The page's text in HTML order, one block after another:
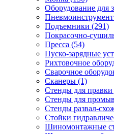
Оборудование для
Пневмоинструмент
Подъемники (291)
Покрасочно-
Пресса (54)
Пуско-зарядные
Рихтовочное
Сварочное
Сканеры (1)
Стенды для правки
Стенды для
Стенды развал-
Стойки
Шиномонтажные